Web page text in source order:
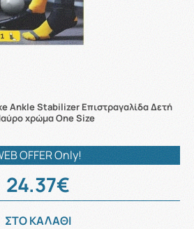
Ankle Stabilizer Επιστραγαλίδα Δετή
χρώμα One Size
OFFER Only!
24.37€
ΣΤΟ ΚΑΛΑΘΙ